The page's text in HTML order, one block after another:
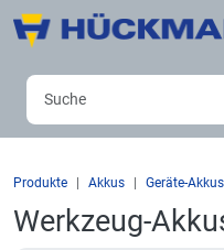
Produkte Akkus Geräte-Akkus
Werkzeug-